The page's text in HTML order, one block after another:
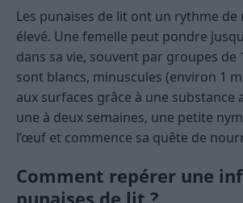
Les punaises de lit ont un rythme
élevé. Une femelle peut pondre
dans sa vie, souvent par groupes de
sont blancs, minuscules (environ 1
aux surfaces grâce à une substance
une à deux semaines, une petite
l’œuf et commence sa quête de
Comment repérer une